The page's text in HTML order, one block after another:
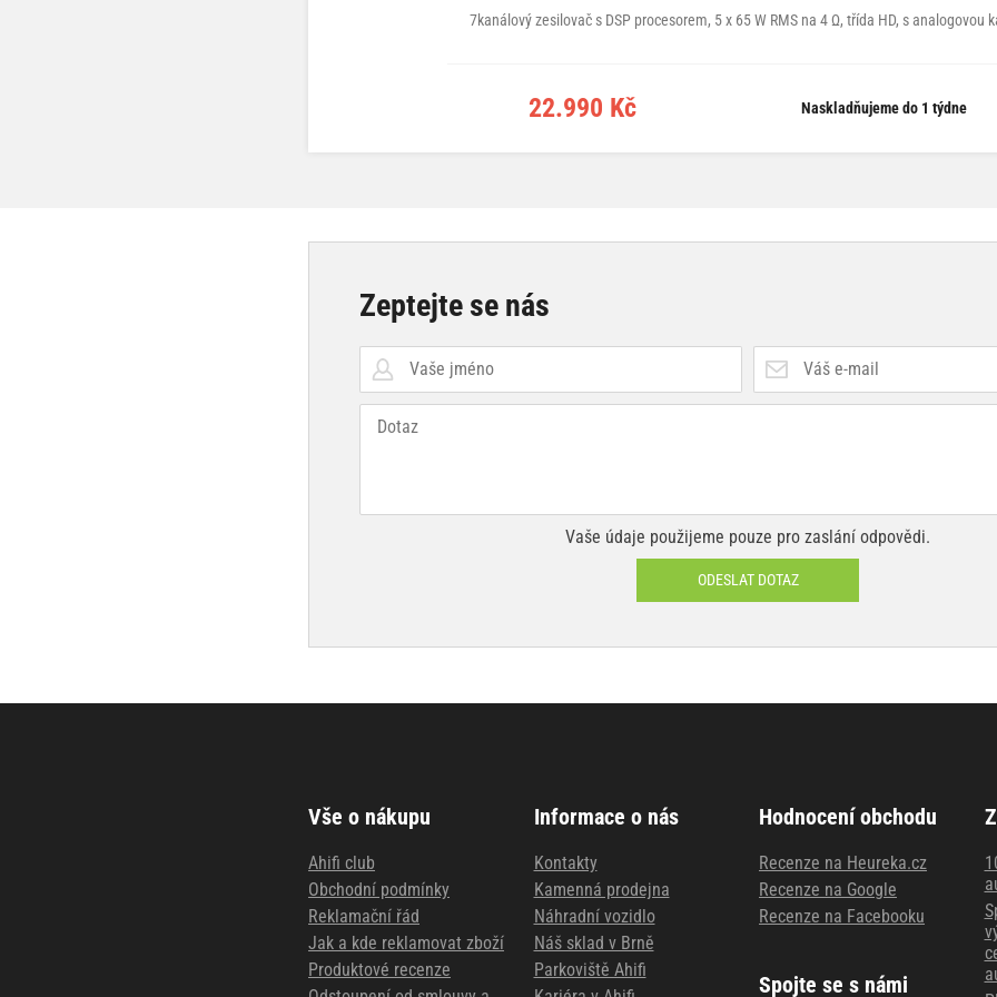
7kanálový zesilovač s DSP procesorem, 5 x 65 W RMS na 4 Ω, třída HD, s analogovou
22.990 Kč Naskladňujeme do 1 týdne
Zeptejte se nás
Vaše údaje použijeme pouze pro zaslání odpovědi.
ODESLAT DOTAZ
Vše o nákupu
Ahifi club
Obchodní podmínky
Reklamační řád
Jak a kde reklamovat zboží
Produktové recenze
Informace o nás
Kontakty
Kamenná prodejna
Náhradní vozidlo
Náš sklad v Brně
Parkoviště Ahifi
Hodnocení obchodu
Recenze na Heureka.cz
Recenze na Google
Recenze na Facebooku
Spojte se s námi